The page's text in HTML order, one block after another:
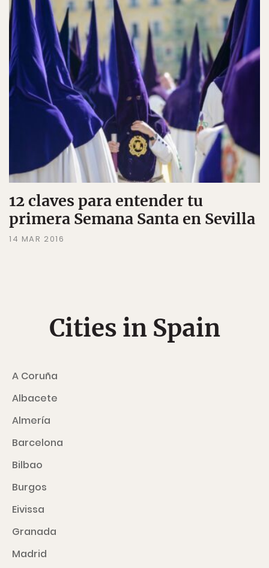
12 claves para entender tu
primera Semana Santa en Sevilla
14 MAR 2016
Cities in Spain
A Coruña
Albacete
Almería
Barcelona
Bilbao
Burgos
Eivissa
Granada
Madrid